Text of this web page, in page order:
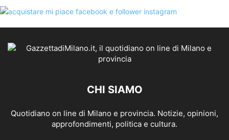
CHI SIAMO
Quotidiano on line di Milano e provincia. Notizie, opinioni,
approfondimenti, politica e cultura.